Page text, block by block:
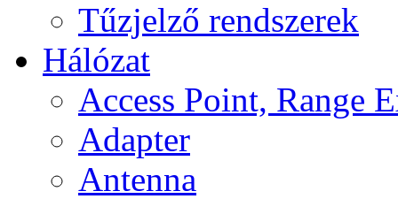
Tűzjelző rendszerek
Hálózat
Access Point, Range
Adapter
Antenna